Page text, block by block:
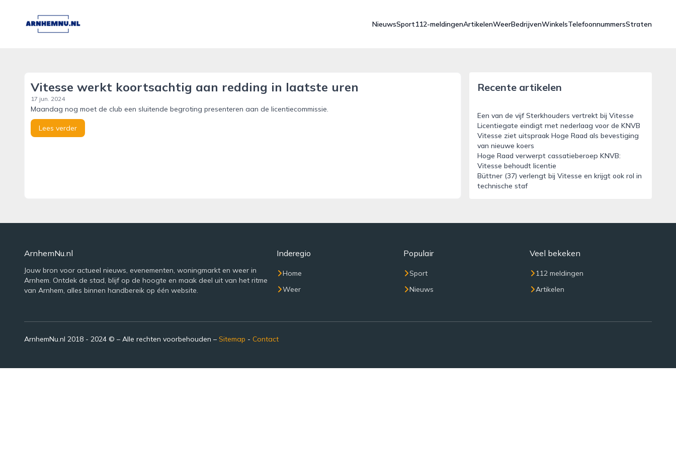
arnhemnu.nl
NieuwsSport112-meldingenArtikelenWeerBedrijvenWinkelsTelefoonnummersStraten
Vitesse werkt koortsachtig aan redding in laatste uren
17 jun. 2024
Maandag nog moet de club een sluitende begroting presenteren aan de licentiecommissie.
Lees verder
Recente artikelen
Een van de vijf Sterkhouders vertrekt bij Vitesse
Licentiegate eindigt met nederlaag voor de KNVB
Vitesse ziet uitspraak Hoge Raad als bevestiging
van nieuwe koers
Hoge Raad verwerpt cassatieberoep KNVB:
Vitesse behoudt licentie
Büttner (37) verlengt bij Vitesse en krijgt ook rol in
technische staf
ArnhemNu.nl
Jouw bron voor actueel nieuws, evenementen, woningmarkt en weer in
Arnhem. Ontdek de stad, blijf op de hoogte en maak deel uit van het ritme
van Arnhem, alles binnen handbereik op één website.
Inderegio
Home
Weer
Populair
Sport
Nieuws
Veel bekeken
112 meldingen
Artikelen
ArnhemNu.nl 2018 - 2024 © – Alle rechten voorbehouden – Sitemap - Contact